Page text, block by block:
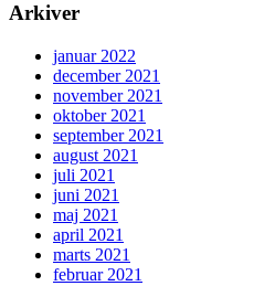
Arkiver
januar 2022
december 2021
november 2021
oktober 2021
september 2021
august 2021
juli 2021
juni 2021
maj 2021
april 2021
marts 2021
februar 2021